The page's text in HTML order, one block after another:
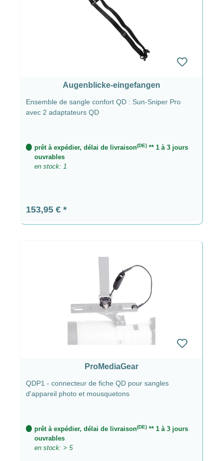
Augenblicke-eingefangen
Ensemble de sangle confort QD : Sun-Sniper Pro
avec 2 adaptateurs QD
prêt à expédier, délai de livraison(DE) ** 1 à 3 jours
ouvrables
en stock: 1
Prix régulier :
153,95 €
ProMediaGear
QDP1 - connecteur de fiche QD pour sangles
d'appareil photo et mousquetons
prêt à expédier, délai de livraison(DE) ** 1 à 3 jours
ouvrables
en stock: > 5